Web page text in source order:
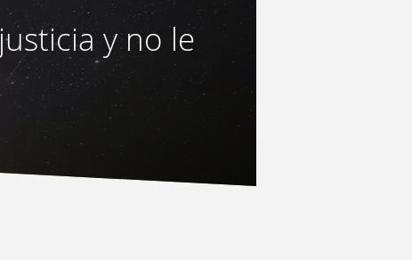
y no le